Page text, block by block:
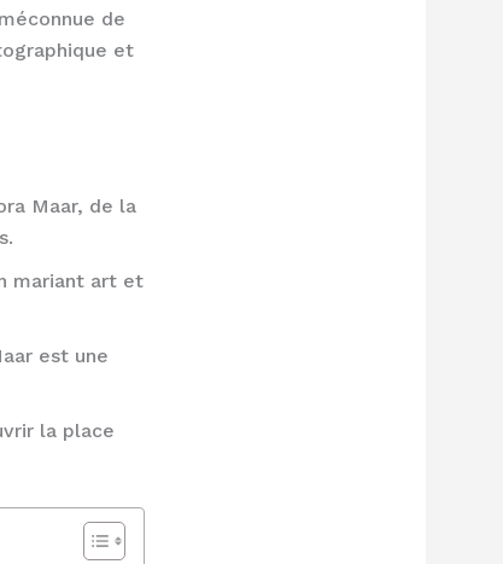
de
et
Maar, de la
mariant art et
est une
la place